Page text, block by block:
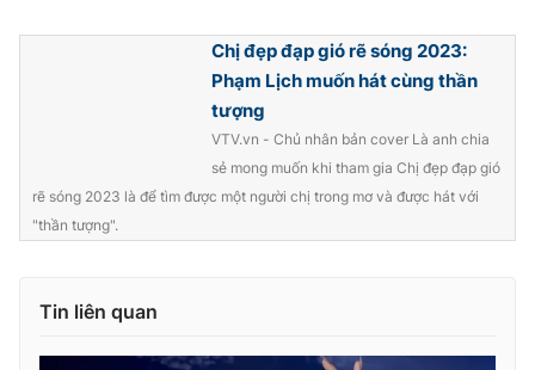
024-7300.7108
Chị đẹp đạp gió rẽ sóng 2023:
Phạm Lịch muốn hát cùng thần
tượng
VTV.vn - Chủ nhân bản cover Là anh chia
sẻ mong muốn khi tham gia Chị đẹp đạp gió
rẽ sóng 2023 là để tìm được một người chị trong mơ và được hát với
"thần tượng".
Tin liên quan